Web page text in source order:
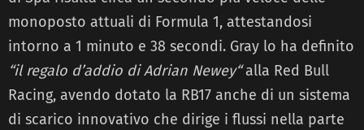
monoposto attuali di Formula 1, attestandosi
intorno a 1 minuto e 38 secondi. Gray lo ha definito
“il regalo d’addio di Adrian Newey“alla Red Bull
Racing, avendo dotato la RB17 anche di un sistema
di scarico innovativo che dirige i flussi nella parte